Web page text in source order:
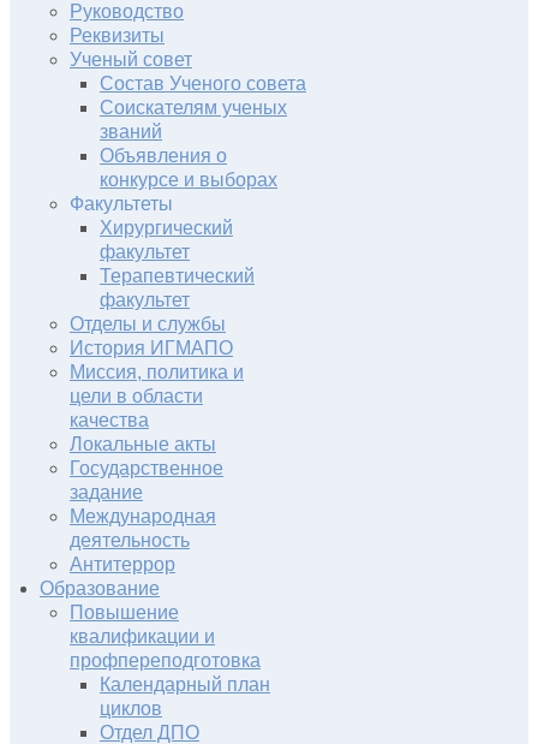
Руководство
Реквизиты
Ученый совет
Состав Ученого совета
Соискателям ученых
званий
Объявления о
конкурсе и выборах
Факультеты
Хирургический
факультет
Терапевтический
факультет
Отделы и службы
История ИГМАПО
Миссия, политика и
цели в области
качества
Локальные акты
Государственное
задание
Международная
деятельность
Антитеррор
Образование
Повышение
квалификации и
профпереподготовка
Календарный план
циклов
Отдел ДПО